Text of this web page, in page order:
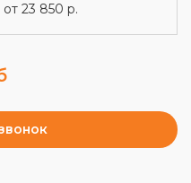
от 23 850 р.